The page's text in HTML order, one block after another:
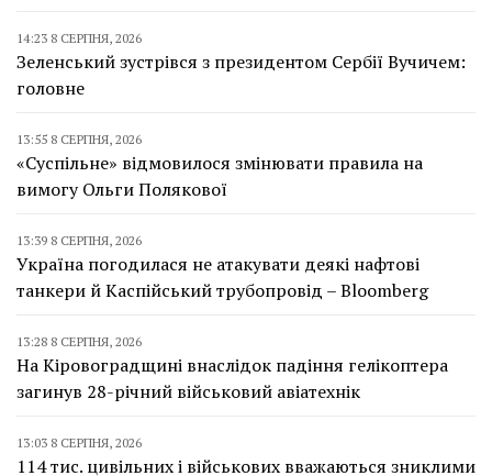
14:23 8 СЕРПНЯ, 2026
Зеленський зустрівся з президентом Сербії Вучичем:
головне
13:55 8 СЕРПНЯ, 2026
«Суспільне» відмовилося змінювати правила на
вимогу Ольги Полякової
13:39 8 СЕРПНЯ, 2026
Україна погодилася не атакувати деякі нафтові
танкери й Каспійський трубопровід – Bloomberg
13:28 8 СЕРПНЯ, 2026
На Кіровоградщині внаслідок падіння гелікоптера
загинув 28-річний військовий авіатехнік
13:03 8 СЕРПНЯ, 2026
114 тис. цивільних і військових вважаються зниклими